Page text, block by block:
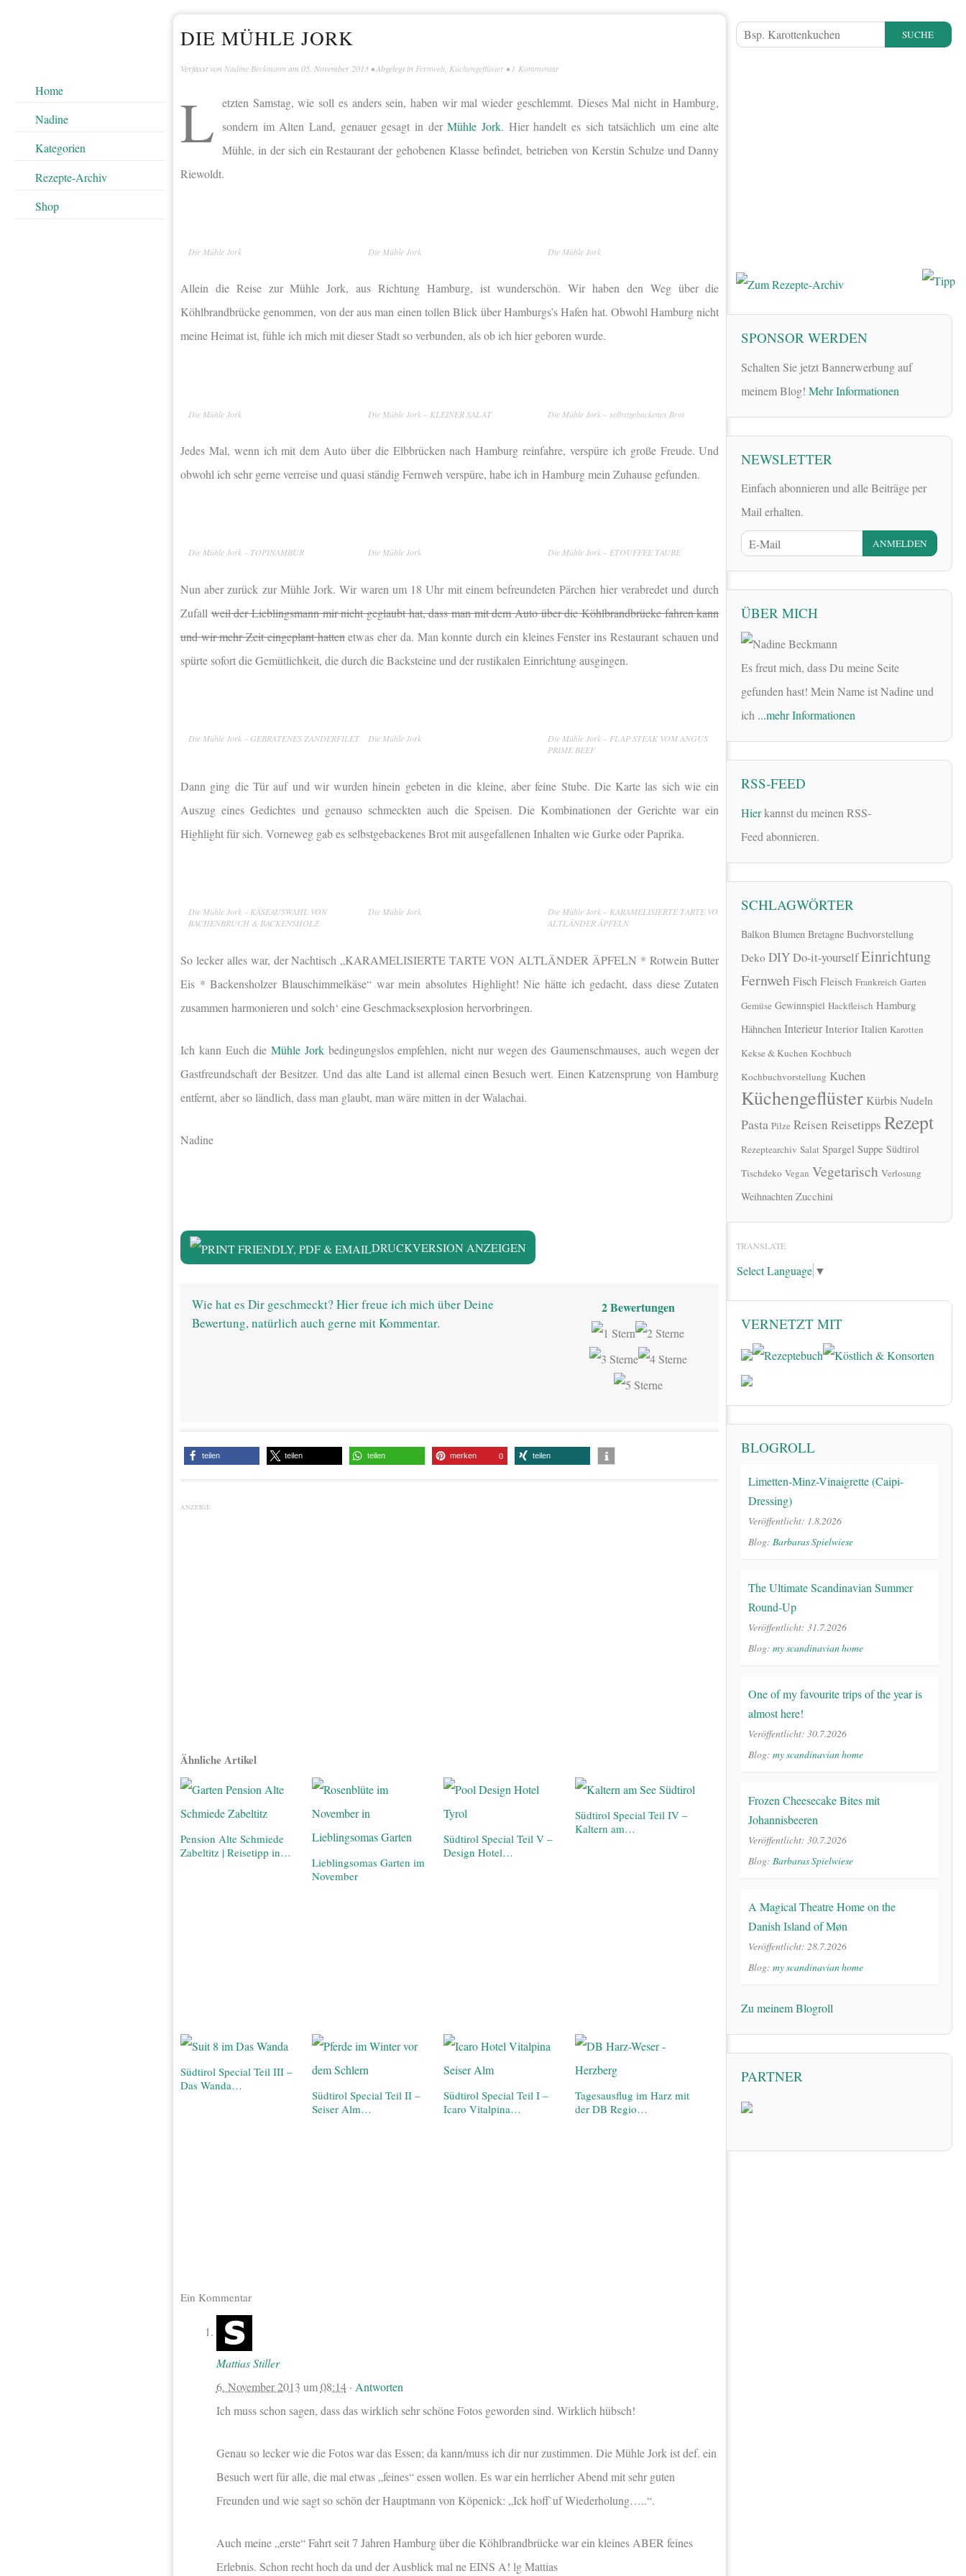
Home
Nadine
Kategorien
Rezepte-Archiv
Shop
DIE MÜHLE JORK
Verfasst von Nadine Beckmann am 05. November 2013 • Abgelegt in Fernweh, Küchengeflüster •1 Kommentar
L etzten Samstag, wie soll es anders sein, haben wir mal wieder geschlemmt. Dieses Mal nicht in Hamburg,
sondern im Alten Land, genauer gesagt in derMühle Jork. Hier handelt es sich tatsächlich um eine alte
Mühle, in der sich ein Restaurant der gehobenen Klasse befindet, betrieben von Kerstin Schulze und Danny
Riewoldt.
Die Mühle Jork Die Mühle Jork Die Mühle Jork
Allein die Reise zur Mühle Jork, aus Richtung Hamburg, ist wunderschön. Wir haben den Weg über die
Köhlbrandbrücke genommen, von der aus man einen tollen Blick über Hamburgs’s Hafen hat. Obwohl Hamburg nicht
meine Heimat ist, fühle ich mich mit dieser Stadt so verbunden, als ob ich hier geboren wurde.
Die Mühle Jork Die Mühle Jork – KLEINER SALAT Die Mühle Jork – selbstgebackenes Brot
Jedes Mal, wenn ich mit dem Auto über die Elbbrücken nach Hamburg reinfahre, verspüre ich große Freude. Und
obwohl ich sehr gerne verreise und quasi ständig Fernweh verspüre, habe ich in Hamburg mein Zuhause gefunden.
Die Mühle Jork – TOPINAMBUR Die Mühle Jork Die Mühle Jork – ÉTOUFFÉE TAUBE
Nun aber zurück zur Mühle Jork. Wir waren um 18 Uhr mit einem befreundeten Pärchen hier verabredet und durch
Zufallweil der Lieblingsmann mir nicht geglaubt hat, dass man mit dem Auto über die Köhlbrandbrücke fahren kann
und wir mehr Zeit eingeplant hattenetwas eher da. Man konnte durch ein kleines Fenster ins Restaurant schauen und
spürte sofort die Gemütlichkeit, die durch die Backsteine und der rustikalen Einrichtung ausgingen.
Die Mühle Jork – GEBRATENES ZANDERFILET Die Mühle Jork
Die Mühle Jork – FLAP STEAK VOM ANGUS
PRIME BEEF
Dann ging die Tür auf und wir wurden hinein gebeten in die kleine, aber feine Stube. Die Karte las sich wie ein
Auszug eines Gedichtes und genauso schmeckten auch die Speisen. Die Kombinationen der Gerichte war ein
Highlight für sich. Vorneweg gab es selbstgebackenes Brot mit ausgefallenen Inhalten wie Gurke oder Paprika.
Die Mühle Jork – KÄSEAUSWAHL VON
BACHENBRUCH & BACKENSHOLZ
Die Mühle Jork
Die Mühle Jork – KARAMELISIERTE TARTE VON
ALTLÄNDER ÄPFELN
So lecker alles war, der Nachtisch „KARAMELISIERTE TARTE VON ALTLÄNDER ÄPFELN * Rotwein Butter
Eis * Backensholzer Blauschimmelkäse“ war mein absolutes Highlight! Nie hätte ich gedacht, dass diese Zutaten
zusammen harmonieren und solch‘ eine Geschmacksexplosion hervorbringen.
Ich kann Euch dieMühle Jorkbedingungslos empfehlen, nicht nur wegen des Gaumenschmauses, auch wegen der
Gastfreundschaft der Besitzer. Und das alte Land ist allemal einen Besuch wert. Einen Katzensprung von Hamburg
entfernt, aber so ländlich, dass man glaubt, man wäre mitten in der Walachai.
Nadine
DRUCKVERSION ANZEIGEN
Wie hat es Dir geschmeckt? Hier freue ich mich über Deine
Bewertung, natürlich auch gerne mit Kommentar.
2Bewertungen
teilen teilen teilen merken 0 teilen
ANZEIGE
Ähnliche Artikel
Pension Alte Schmiede
Zabeltitz | Reisetipp in…
Lieblingsomas Garten im
November
Südtirol Special Teil V –
Design Hotel…
Südtirol Special Teil IV –
Kaltern am…
Südtirol Special Teil III –
Das Wanda…
Südtirol Special Teil II –
Seiser Alm…
Südtirol Special Teil I –
Icaro Vitalpina…
Tagesausflug im Harz mit
der DB Regio…
Ein Kommentar
Mattias Stiller
6. November 2013 um08:14· Antworten
Ich muss schon sagen, dass das wirklich sehr schöne Fotos geworden sind. Wirklich hübsch!
Genau so lecker wie die Fotos war das Essen; da kann/muss ich dir nur zustimmen. Die Mühle Jork ist def. ein
Besuch wert für alle, die mal etwas „feines“ essen wollen. Es war ein herrlicher Abend mit sehr guten
Freunden und wie sagt so schön der Hauptmann von Köpenick: „Ick hoff`uf Wiederholung…..“.
Auch meine „erste“ Fahrt seit 7 Jahren Hamburg über die Köhlbrandbrücke war ein kleines ABER feines
Erlebnis. Schon recht hoch da und der Ausblick mal ne EINS A! lg Mattias
SUCHE
SPONSOR WERDEN
Schalten Sie jetzt Bannerwerbung auf
meinem Blog! Mehr Informationen
NEWSLETTER
Einfach abonnieren und alle Beiträge per
Mail erhalten.
ÜBER MICH
Es freut mich, dass Du meine Seite
gefunden hast! Mein Name ist Nadine und
ich ...mehr Informationen
RSS-FEED
Hierkannst du meinen RSS-
Feed abonnieren.
SCHLAGWÖRTER
Balkon Blumen Bretagne Buchvorstellung
Deko DIYDo-it-yourselfEinrichtung
FernwehFischFleisch Frankreich Garten
Gemüse Gewinnspiel Hackfleisch Hamburg
Hähnchen Interieur Interior Italien Karotten
Kekse & Kuchen Kochbuch
Kochbuchvorstellung Kuchen
Küchengeflüster KürbisNudeln
Pasta Pilze Reisen Reisetipps Rezept
Rezeptearchiv Salat Spargel Suppe Südtirol
Tischdeko Vegan Vegetarisch Verlosung
Weihnachten Zucchini
TRANSLATE
Select Language ▼
VERNETZT MIT
BLOGROLL
Limetten-Minz-Vinaigrette (Caipi-
Dressing)
Veröffentlicht: 1.8.2026
Blog: Barbaras Spielwiese
The Ultimate Scandinavian Summer
Round-Up
Veröffentlicht: 31.7.2026
Blog: my scandinavian home
One of my favourite trips of the year is
almost here!
Veröffentlicht: 30.7.2026
Blog: my scandinavian home
Frozen Cheesecake Bites mit
Johannisbeeren
Veröffentlicht: 30.7.2026
Blog: Barbaras Spielwiese
A Magical Theatre Home on the
Danish Island of Møn
Veröffentlicht: 28.7.2026
Blog: my scandinavian home
Zu meinem Blogroll
PARTNER